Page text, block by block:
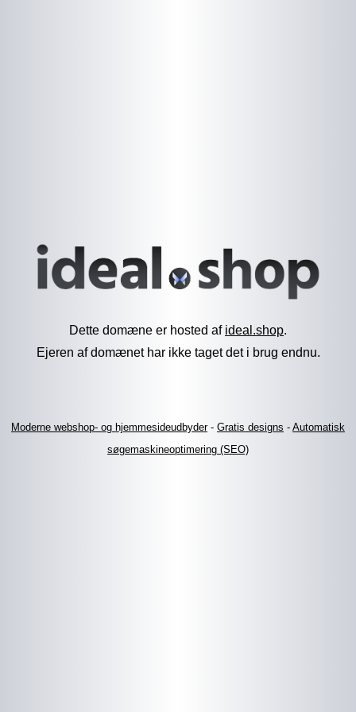
Dette domæne er hosted af ideal.shop.
Ejeren af domænet har ikke taget det i brug endnu.
Moderne webshop- og hjemmesideudbyder- Gratis designs - Automatisk
søgemaskineoptimering (SEO)